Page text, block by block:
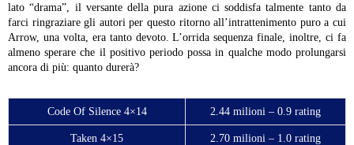
lato “drama”, il versante della pura azione ci soddisfa talmente tanto da
farci ringraziare gli autori per questo ritorno all’intrattenimento puro a cui
Arrow, una volta, era tanto devoto. L’orrida sequenza finale, inoltre, ci fa
almeno sperare che il positivo periodo possa in qualche modo prolungarsi
ancora di più: quanto durerà?
Code Of Silence 4×14 2.44 milioni – 0.9 rating
Taken 4×15 2.70 milioni – 1.0 rating